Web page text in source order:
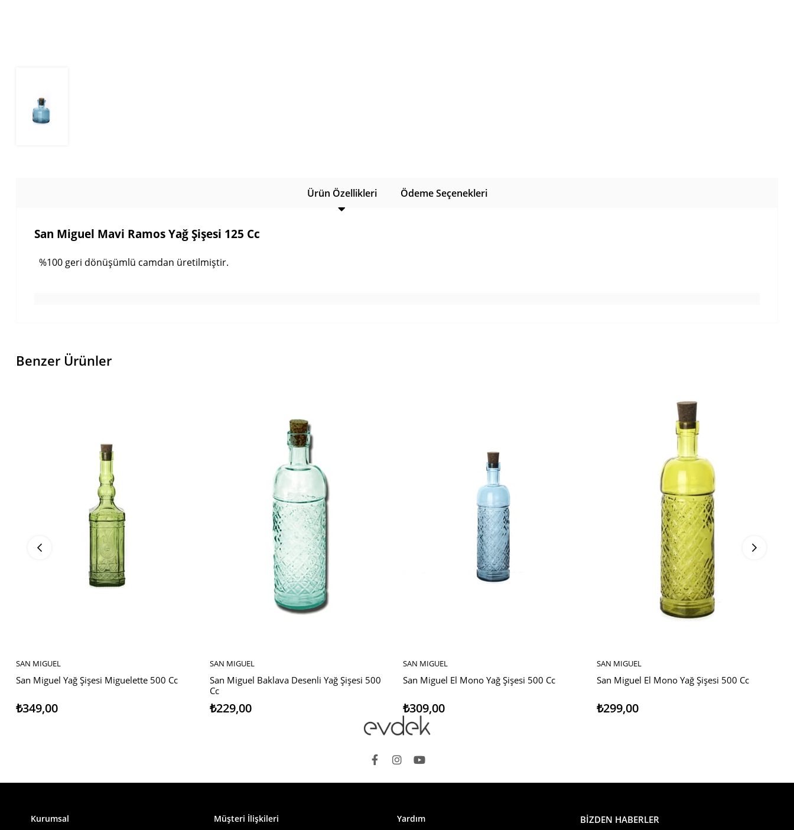
Ürün Özellikleri Ödeme Seçenekleri
San Miguel Mavi Ramos Yağ Şişesi 125 Cc
%100 geri dönüşümlü camdan üretilmiştir.
Benzer Ürünler
SEPETE EKLE
SAN MIGUEL
San Miguel Yağ Şişesi Miguelette 500 Cc
₺349,00
SEPETE EKLE
SAN MIGUEL
San Miguel Baklava Desenli Yağ Şişesi 500
Cc
₺229,00
SEPETE EKLE
SAN MIGUEL
San Miguel El Mono Yağ Şişesi 500 Cc
₺309,00
SEPETE EKLE
SAN MIGUEL
San Miguel El Mono Yağ Şişesi 500 Cc
₺299,00
Kurumsal Müşteri İlişkileri Yardım BİZDEN HABERLER